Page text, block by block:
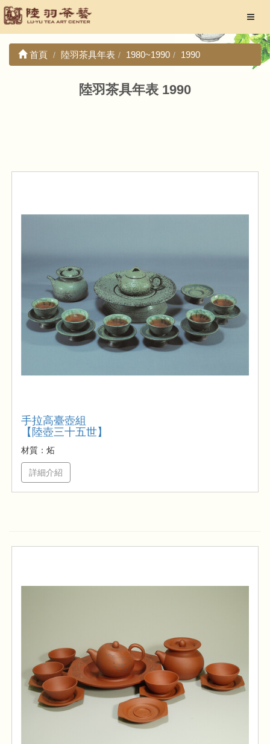
首頁 陸羽茶具年表 1980~1990 1990
陸羽茶具年表 1990
手拉高臺壺組
【陸壺三十五世】
材質：炻
詳細介紹